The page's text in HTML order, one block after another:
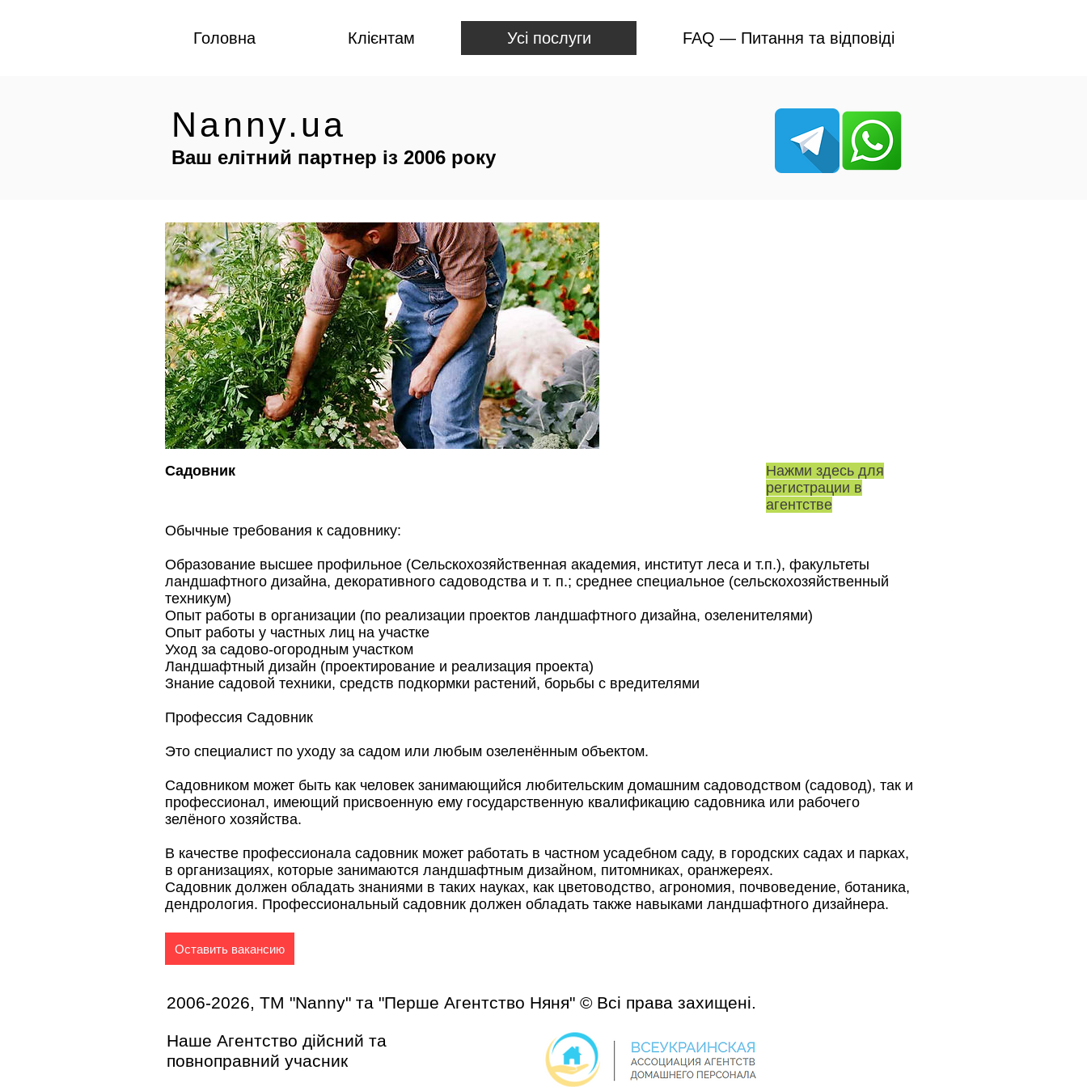
Головна Клієнтам Усі послуги FAQ — Питання та відповіді
Садовник
Нажми здесь для
регистрации в
агентстве
Обычные требования к садовнику:
Образование высшее профильное (Сельскохозяйственная академия, институт леса и т.п.), факультеты
ландшафтного дизайна, декоративного садоводства и т. п.; среднее специальное (сельскохозяйственный
техникум)
Опыт работы в организации (по реализации проектов ландшафтного дизайна, озеленителями)
Опыт работы у частных лиц на участке
Уход за садово-огородным участком
Ландшафтный дизайн (проектирование и реализация проекта)
Знание садовой техники, средств подкормки растений, борьбы с вредителями
Профессия Садовник
Это специалист по уходу за садом или любым озеленённым объектом.
Садовником может быть как человек занимающийся любительским домашним садоводством (садовод), так и
профессионал, имеющий присвоенную ему государственную квалификацию садовника или рабочего
зелёного хозяйства.
В качестве профессионала садовник может работать в частном усадебном саду, в городских садах и парках,
в организациях, которые занимаются ландшафтным дизайном, питомниках, оранжереях.
Садовник должен обладать знаниями в таких науках, как цветоводство, агрономия, почвоведение, ботаника,
дендрология. Профессиональный садовник должен обладать также навыками ландшафтного дизайнера.
Оставить вакансию
Nanny.ua
Ваш елітний партнер із 2006 року
2006-2026, TM "Nanny" та "Перше Агентство Няня" © Всі права захищені.
Наше Агентство дійсний та
повноправний учасник